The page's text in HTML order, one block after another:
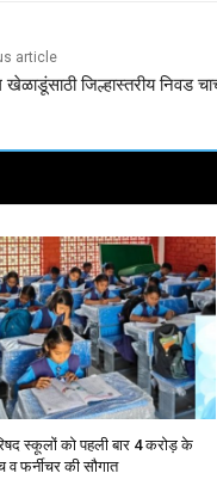
article
जिल्हास्तरीय निवड
स्कूलों को पहली बार 4 करोड़ के
फर्नीचर की सौगात